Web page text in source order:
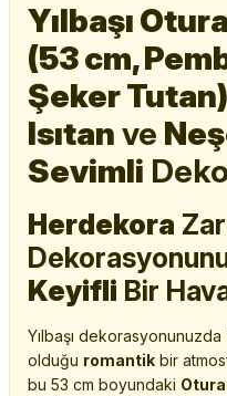
Yılbaşı
(53 cm,
Şeker
Isıtan ve
Sevimli
Herdekora
Keyifli Bir
Yılbaşı dekorasyonunuzda
olduğu romantik bir
bu 53 cm boyundaki